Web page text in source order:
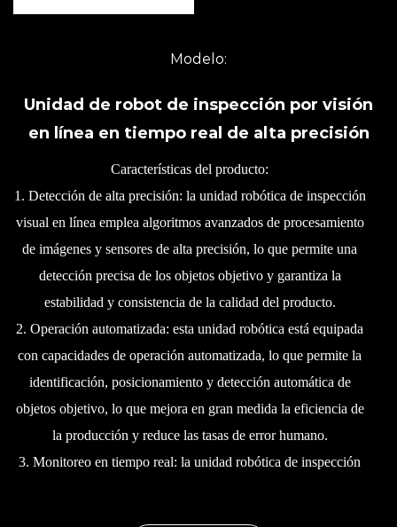
Modelo:
Unidad de robot de inspección por visión
en línea en tiempo real de alta precisión
Características del producto:
1. Detección de alta precisión: la unidad robótica de inspección
visual en línea emplea algoritmos avanzados de procesamiento
de imágenes y sensores de alta precisión, lo que permite una
detección precisa de los objetos objetivo y garantiza la
estabilidad y consistencia de la calidad del producto.
2. Operación automatizada: esta unidad robótica está equipada
con capacidades de operación automatizada, lo que permite la
identificación, posicionamiento y detección automática de
objetos objetivo, lo que mejora en gran medida la eficiencia de
la producción y reduce las tasas de error humano.
3. Monitoreo en tiempo real: la unidad robótica de inspección